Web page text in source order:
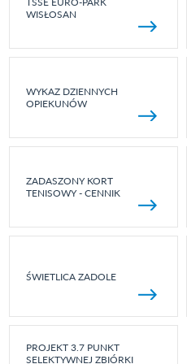
WISŁOSAN
WYKAZ DZIENNYCH
OPIEKUNÓW
ZADASZONY KORT
TENISOWY - CENNIK
ŚWIETLICA ZADOLE
PROJEKT 3.7 PUNKT
SELEKTYWNEJ ZBIÓRKI